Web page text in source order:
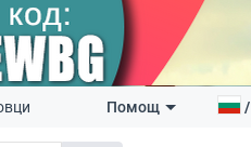
Помощ /